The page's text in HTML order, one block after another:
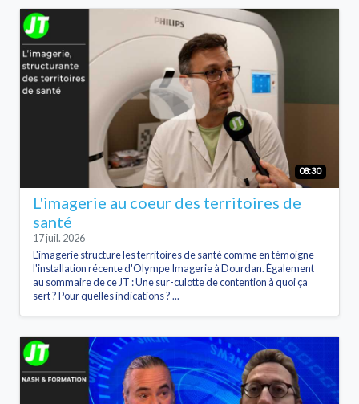
08:30
L'imagerie au coeur des territoires de
santé
17 juil. 2026
L'imagerie structure les territoires de santé comme en témoigne
l'installation récente d'Olympe Imagerie à Dourdan. Également
au sommaire de ce JT : Une sur-culotte de contention à quoi ça
sert ? Pour quelles indications ? ...